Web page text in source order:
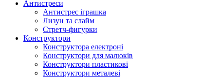
Антистреси
Антистрес іграшка
Лизун та слайм
Стретч-фигурки
Конструктори
Конструктора електроні
Конструктори для малюків
Конструктори пластикові
Конструктори металеві